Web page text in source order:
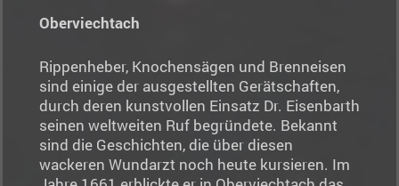
Oberviechtach
Rippenheber, Knochensägen und Brenneisen
sind einige der ausgestellten Gerätschaften,
durch deren kunstvollen Einsatz Dr. Eisenbarth
seinen weltweiten Ruf begründete. Bekannt
sind die Geschichten, die über diesen
wackeren Wundarzt noch heute kursieren. Im